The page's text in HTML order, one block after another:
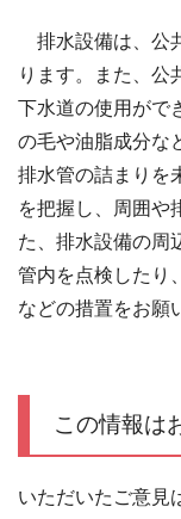
排水設備は、公
ります。また、公
下水道の使用がで
の毛や油脂成分な
排水管の詰まりを
を把握し、周囲や
た、排水設備の周
管内を点検したり
などの措置をお願
この情報は
いただいたご意見